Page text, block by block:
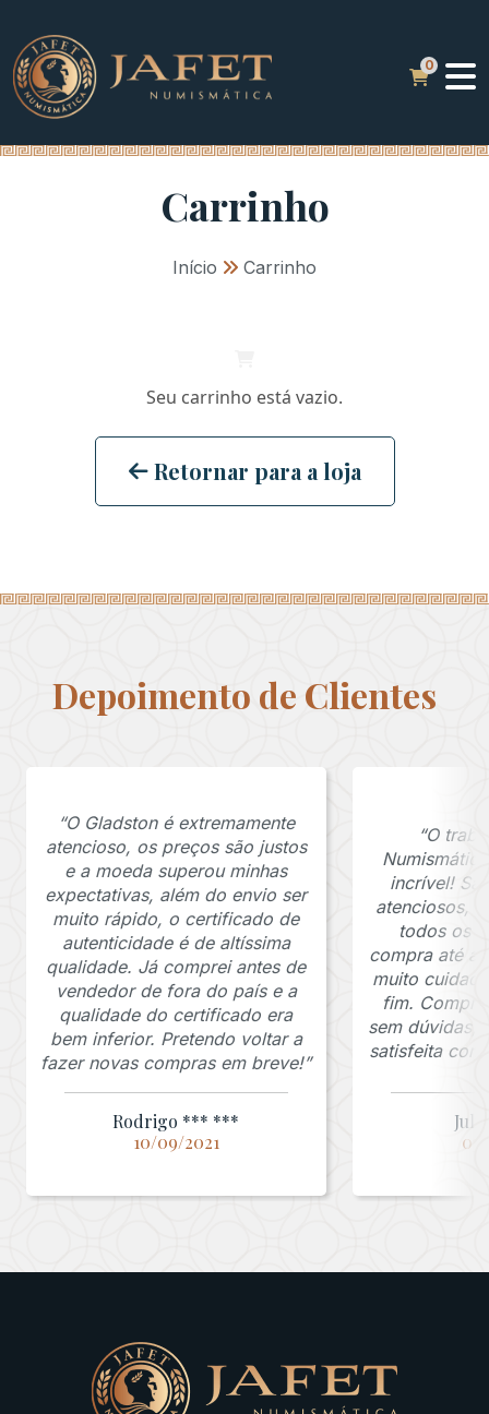
Carrinho
Início » Carrinho
Seu carrinho está vazio.
Retornar para a loja
Depoimento de Clientes
“O Gladston é extremamente
atencioso, os preços são justos
e a moeda superou minhas
expectativas, além do envio ser
muito rápido, o certificado de
autenticidade é de altíssima
qualidade. Já comprei antes de
vendedor de fora do país e a
qualidade do certificado era
bem inferior. Pretendo voltar a
fazer novas compras em breve!”
Rodrigo *** ***
10/09/2021
“O
incrível!
atenciosos,
todos os
compra até a
muito
fim.
sem dúvidas,
satisfeita com
03/